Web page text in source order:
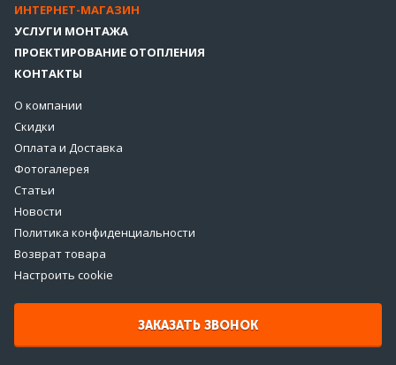
ИНТЕРНЕТ-МАГАЗИН
УСЛУГИ МОНТАЖА
ПРОЕКТИРОВАНИЕ ОТОПЛЕНИЯ
КОНТАКТЫ
О компании
Скидки
Оплата и Доставка
Фотогалерея
Статьи
Новости
Политика конфиденциальности
Возврат товара
Настроить cookie
ЗАКАЗАТЬ ЗВОНОК